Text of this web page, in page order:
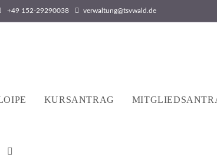
+49 152-29290038 verwaltung@tsvwald.de
KURSANTRAG